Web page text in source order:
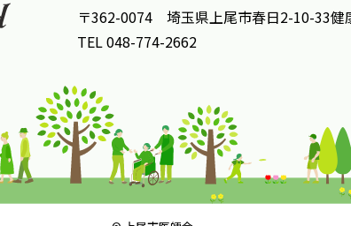
〒362-0074 埼玉県上尾市春日2-10-33健
TEL 048-774-2662